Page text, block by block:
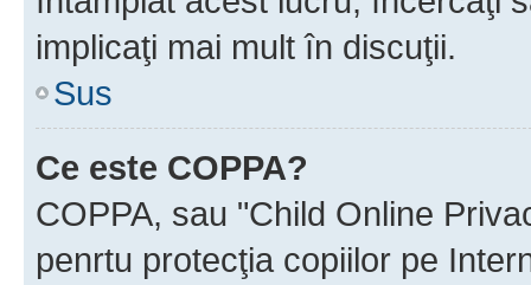
implicaţi mai mult în discuţii.
Sus
Ce este COPPA?
COPPA, sau "Child Online
penrtu protecţia copiilor pe